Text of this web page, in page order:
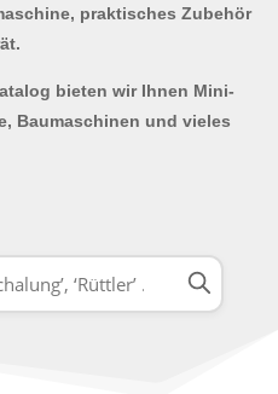
praktisches Zubehör
bieten wir Ihnen Mini-
Baumaschinen und vieles